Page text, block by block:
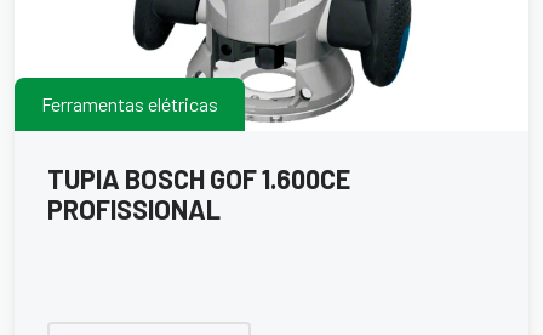
Ferramentas elétricas
TUPIA BOSCH GOF 1.600CE
PROFISSIONAL